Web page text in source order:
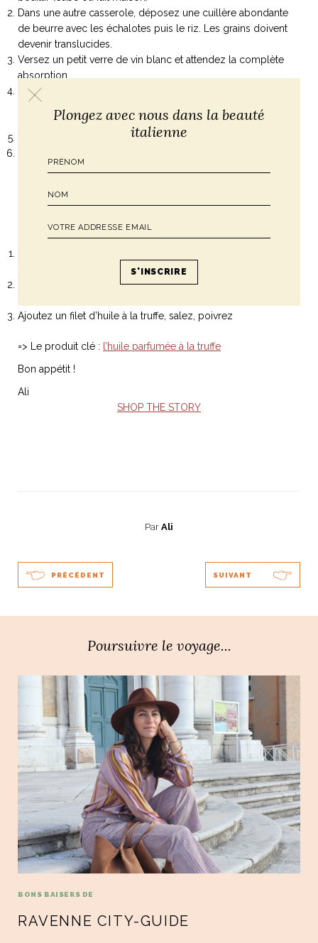
Dans une autre casserole, déposez une cuillère abondante
de beurre avec les échalotes puis le riz. Les grains doivent
devenir translucides.
Versez un petit verre de vin blanc et attendez la complète
absorption
Ajoutez au fur et à mesure le bouillon et tournez bien le riz
fonction du riz)
Coupez le feu et ajoutez du beurre, bien remuer
=> Le produit clé :
Recette cocooning d’hiver : PUREE À L’HUILE DE TRUFFE
de terre mais aussi céleri ou potiron)
Ecrasez les légumes à la fourchette, ajoutez un peu de lait
Ajoutez un filet d’huile à la truffe, salez, poivrez
=> Le produit clé : l’huile parfumée à la truffe
Bon appétit !
Ali
SHOP THE STORY
Par Ali
PRÉCÉDENT SUIVANT
Poursuivre le voyage...
BONS BAISERS DE
RAVENNE CITY-GUIDE
Plongez avec nous dans la beauté
italienne